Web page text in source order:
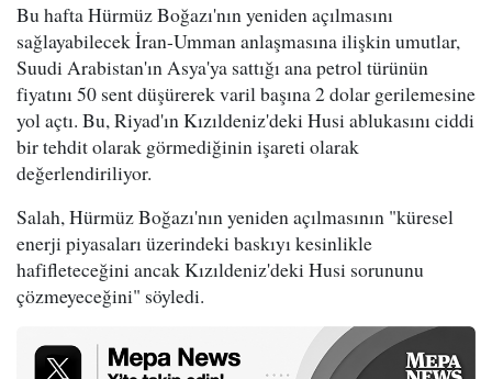
Bu hafta Hürmüz Boğazı'nın yeniden açılmasını
sağlayabilecek İran-Umman anlaşmasına ilişkin umutlar,
Suudi Arabistan'ın Asya'ya sattığı ana petrol türünün
fiyatını 50 sent düşürerek varil başına 2 dolar gerilemesine
yol açtı. Bu, Riyad'ın Kızıldeniz'deki Husi ablukasını ciddi
bir tehdit olarak görmediğinin işareti olarak
değerlendiriliyor.
Salah, Hürmüz Boğazı'nın yeniden açılmasının "küresel
enerji piyasaları üzerindeki baskıyı kesinlikle
hafifleteceğini ancak Kızıldeniz'deki Husi sorununu
çözmeyeceğini" söyledi.